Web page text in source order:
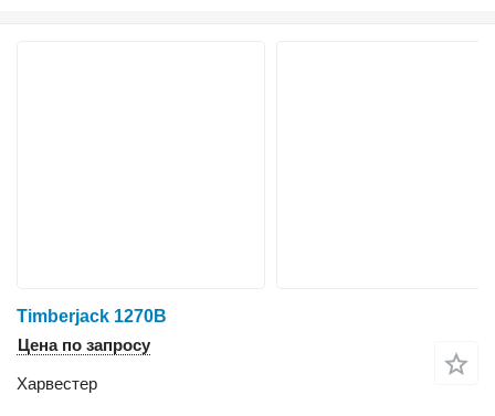
Timberjack 1270B
Цена по запросу
Харвестер